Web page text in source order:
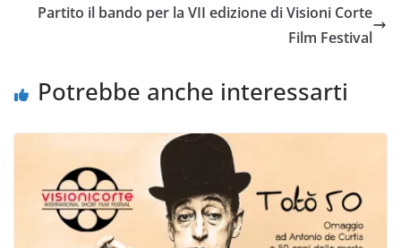
Partito il bando per la VII edizione di Visioni Corte
Film Festival
Potrebbe anche interessarti